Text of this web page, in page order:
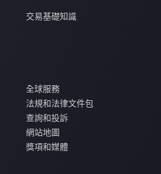
交易基礎知識
全球服務
法規和法律文件包
查詢和投訴
網站地圖
獎項和媒體